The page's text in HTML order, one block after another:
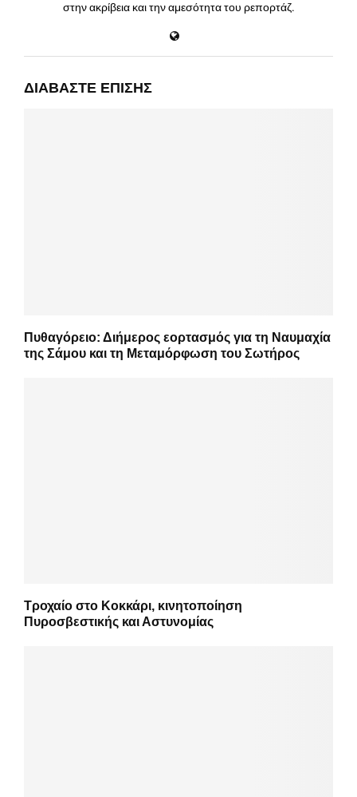
στην ακρίβεια και την αμεσότητα του ρεπορτάζ.
ΔΙΑΒΆΣΤΕ ΕΠΊΣΗΣ
Πυθαγόρειο: Διήμερος εορτασμός για τη Ναυμαχία
της Σάμου και τη Μεταμόρφωση του Σωτήρος
Τροχαίο στο Κοκκάρι, κινητοποίηση
Πυροσβεστικής και Αστυνομίας